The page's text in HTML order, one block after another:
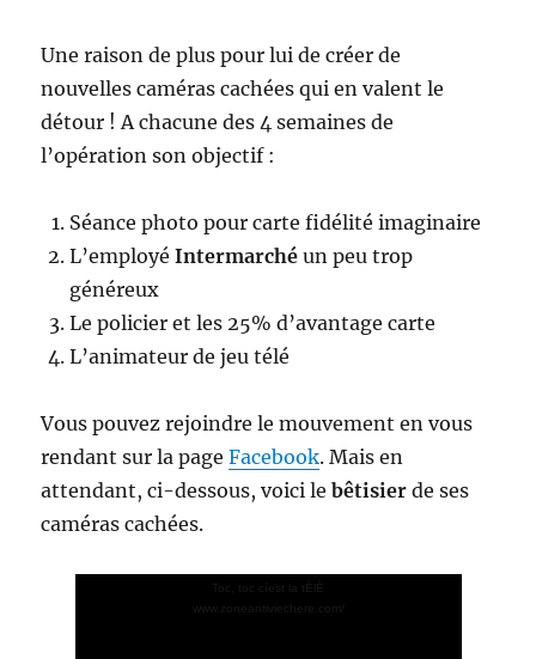
Une raison de plus pour lui de créer de
nouvelles caméras cachées qui en valent le
détour ! A chacune des 4 semaines de
l’opération son objectif :
Séance photo pour carte fidélité imaginaire
L’employéIntermarché un peu trop
généreux
Le policier et les 25% d’avantage carte
L’animateur de jeu télé
Vous pouvez rejoindre le mouvement en vous
rendant sur la pageFacebook. Mais en
attendant, ci-dessous, voici lebêtisier de ses
caméras cachées.
Toc, toc cíest la tÈlÈ
www.zoneantiviechere.com/